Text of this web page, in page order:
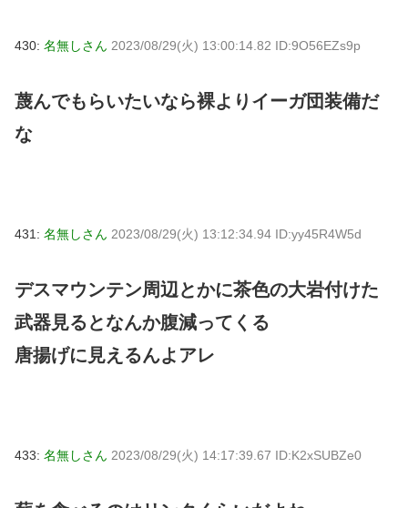
430: 名無しさん 2023/08/29(火) 13:00:14.82 ID:9O56EZs9p
蔑んでもらいたいなら裸よりイーガ団装備だ
な
431: 名無しさん 2023/08/29(火) 13:12:34.94 ID:yy45R4W5d
デスマウンテン周辺とかに茶色の大岩付けた
武器見るとなんか腹減ってくる
唐揚げに見えるんよアレ
433: 名無しさん 2023/08/29(火) 14:17:39.67 ID:K2xSUBZe0